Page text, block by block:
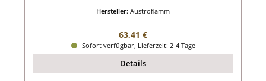
Hersteller: Austroflamm
Regulärer Preis:
63,41 €
Sofort verfügbar, Lieferzeit: 2-4 Tage
Details